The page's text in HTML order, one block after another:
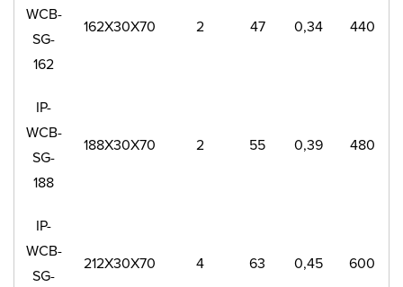
WCB-
SG-
162
162X30X70 2 47 0,34 440
IP-
WCB-
SG-
188
188X30X70 2 55 0,39 480
IP-
WCB-
SG-
212X30X70 4 63 0,45 600